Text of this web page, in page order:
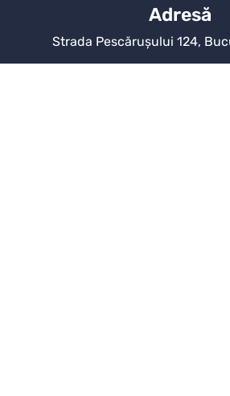
Adresă
Strada Pescărușului 124,